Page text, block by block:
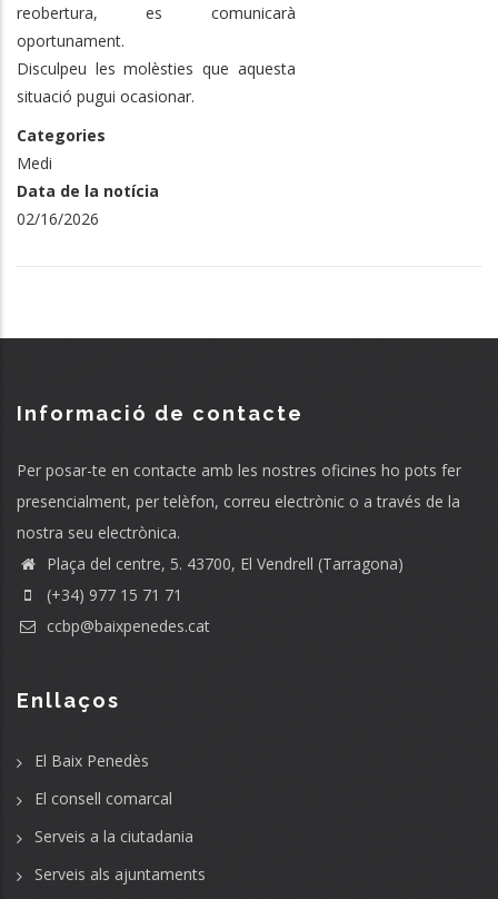
reobertura, es comunicarà
oportunament.
Disculpeu les molèsties que aquesta
situació pugui ocasionar.
Categories
Medi
Data de la notícia
02/16/2026
Informació de contacte
Per posar-te en contacte amb les nostres oficines ho pots fer
presencialment, per telèfon, correu electrònic o a través de la
nostra seu electrònica.
Plaça del centre, 5. 43700, El Vendrell (Tarragona)
(+34) 977 15 71 71
ccbp@baixpenedes.cat
Enllaços
El Baix Penedès
El consell comarcal
Serveis a la ciutadania
Serveis als ajuntaments